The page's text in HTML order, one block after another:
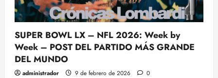
SUPER BOWL LX – NFL 2026: Week by
Week – POST DEL PARTIDO MÁS GRANDE
DEL MUNDO
administrador 9 de febrero de 2026 0